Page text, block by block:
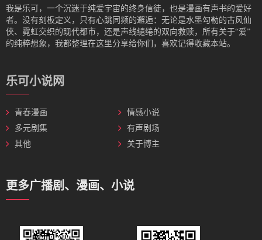
我是‌乐可，一个沉迷于纯爱宇宙的终身信徒，也是漫画有声书的爱好
者。没有刻板定义，只有心跳同频的邂逅：无论是水墨勾勒的古风仙
侠、霓虹交织的现代都市，还是声线缱绻的双向救赎，所有关于“爱”
的纯粹想象，我都整理在这里分享给你们，喜欢记得收藏本站。
乐可小说网
青春漫画
情感小说
多元剧集
有声剧场
其他
关于博主
更多广播剧、漫画、小说